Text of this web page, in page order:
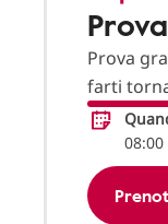
Prova
farti